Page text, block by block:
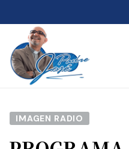
IMAGEN RADIO